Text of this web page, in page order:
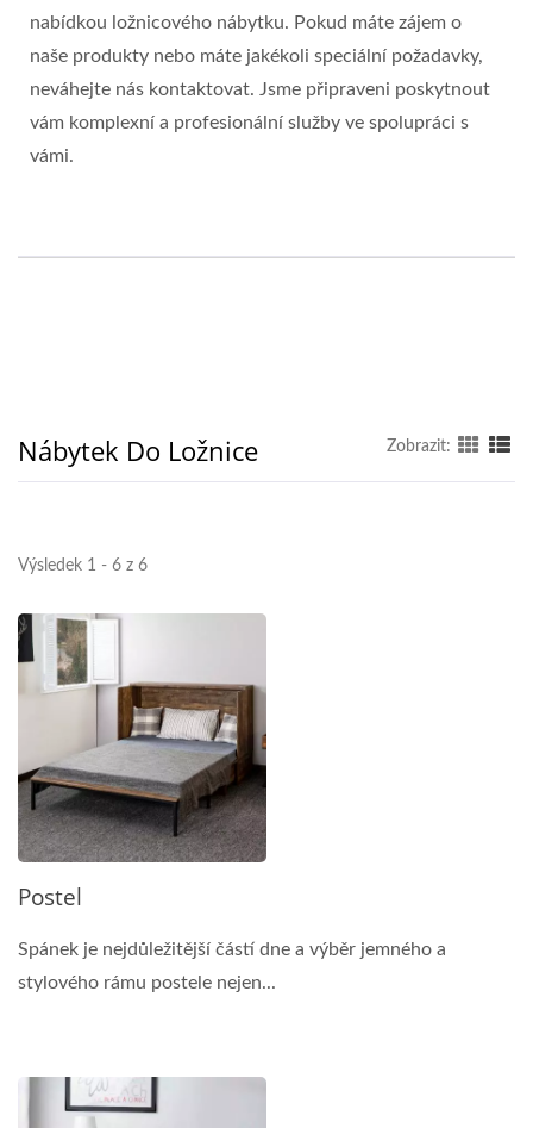
nabídkou ložnicového nábytku. Pokud máte zájem o
naše produkty nebo máte jakékoli speciální požadavky,
neváhejte nás kontaktovat. Jsme připraveni poskytnout
vám komplexní a profesionální služby ve spolupráci s
vámi.
Nábytek Do Ložnice Zobrazit:
Výsledek 1 - 6 z 6
Postel
Spánek je nejdůležitější částí dne a výběr jemného a
stylového rámu postele nejen...